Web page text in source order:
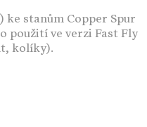
stanům Copper Spur
použití ve verzi Fast Fly
kolíky).